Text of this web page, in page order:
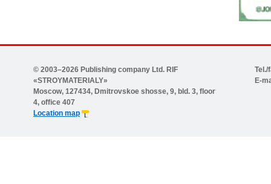
© 2003–2026 Publishing company Ltd. RIF
«STROYMATERIALY»
Moscow, 127434, Dmitrovskoe shosse, 9, bld. 3, floor
4, office 407
Location map
Tel./
E-